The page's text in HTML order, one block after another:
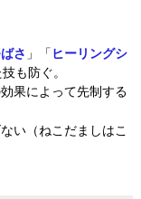
さ 」「 ヒーリングシ
も防ぐ。
果によって先制する
い（ねこだましはこ